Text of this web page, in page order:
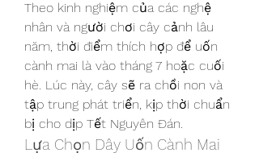
Theo kinh nghiệm của các nghệ
nhân và người chơi cây cảnh lâu
năm, thời điểm thích hợp để uốn
cành mai là vào tháng 7 hoặc cuối
hè. Lúc này, cây sẽ ra chồi non và
tập trung phát triển, kịp thời chuẩn
bị cho dịp Tết Nguyên Đán.
Lựa Chọn Dây Uốn Cành Mai